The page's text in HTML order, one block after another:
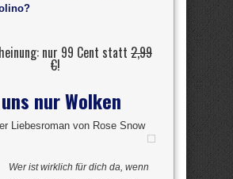
nur 99 Cent statt 2,99
€!
nur Wolken
Liebesroman von Rose Snow
Wer ist wirklich für dich da, wenn